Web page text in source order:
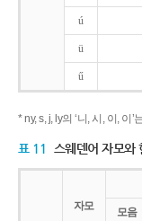
ú
ü
ű
* ny, s, j, ly의 ‘니, 시, 이,
표 11 스웨덴어 자모와
자모
모음